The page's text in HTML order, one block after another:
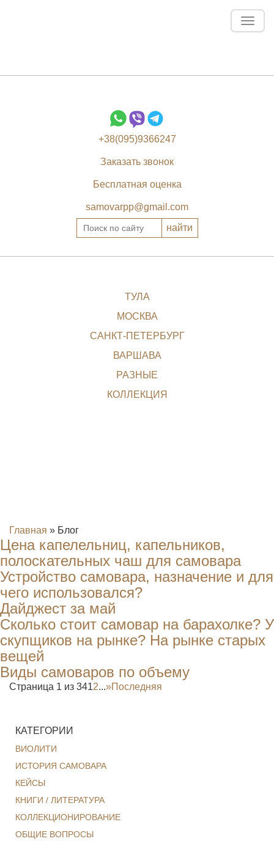
+38(095)9366247
Заказать звонок
Бесплатная оценка
samovarpp@gmail.com
ТУЛА
МОСКВА
САНКТ-ПЕТЕРБУРГ
ВАРШАВА
РАЗНЫЕ
КОЛЛЕКЦИЯ
Главная » Блог
Цена капелельниц, капельников,
полоскательных чаш для самовара
Устройство самовара, назначение и для
чего использовался?
Дайджест за май
Сколько стоит самовар на барахолке? У
скупщиков на рынке? На рынке старых
вещей
Виды самоваров по объему
Страница 1 из 3412...»Последняя
КАТЕГОРИИ
ВИОЛИТИ
ИСТОРИЯ САМОВАРА
КЕЙСЫ
КНИГИ / ЛИТЕРАТУРА
КОЛЛЕКЦИОНИРОВАНИЕ
ОБЩИЕ ВОПРОСЫ